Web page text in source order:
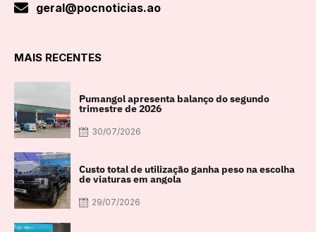
geral@pocnoticias.ao
MAIS RECENTES
Pumangol apresenta balanço do segundo
trimestre de 2026
30/07/2026
Custo total de utilização ganha peso na escolha
de viaturas em angola
29/07/2026